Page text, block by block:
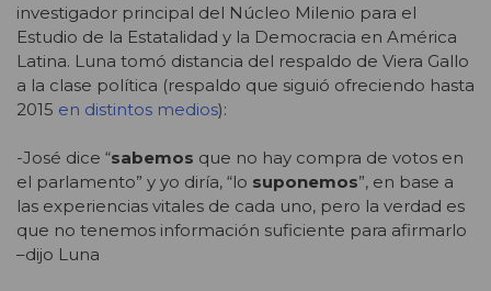
investigador principal del Núcleo Milenio para el
Estudio de la Estatalidad y la Democracia en América
Latina. Luna tomó distancia del respaldo de Viera Gallo
a la clase política (respaldo que siguió ofreciendo hasta
2015 en distintos medios):
-José dice “sabemos que no hay compra de votos en
el parlamento” y yo diría, “lo suponemos”, en base a
las experiencias vitales de cada uno, pero la verdad es
que no tenemos información suficiente para afirmarlo
–dijo Luna